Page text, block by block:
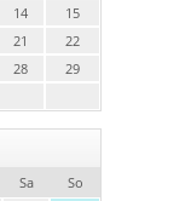
14
15
21
22
28
29
Sa
So